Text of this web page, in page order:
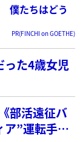
僕たちはどう
PR(FINCHI on GOETHE)
った4歳女児
部活遠征バ
ア”運転手に